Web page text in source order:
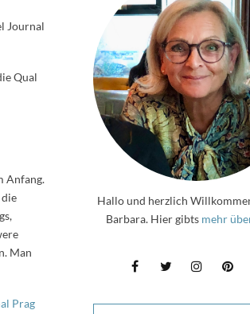
Journal
Qual
Anfang.
die
Man
Prag
Hallo und herzlich
Barbara. Hier gibts mehr